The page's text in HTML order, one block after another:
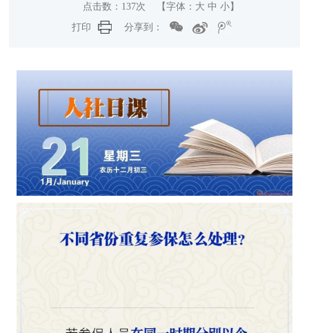
点击数： 137次 【字体： 大 中 小 】
打印
分享到：